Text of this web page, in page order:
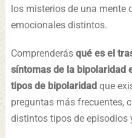
los misterios de una mente
emocionales distintos.
Comprenderás qué es el
síntomas de la bipolaridad
tipos de bipolaridadque
preguntas más frecuentes,
distintos tipos de episodios